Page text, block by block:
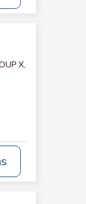
X,